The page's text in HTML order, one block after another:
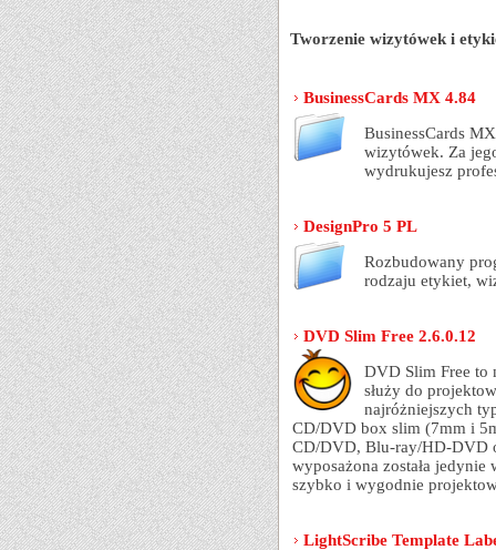
Tworzenie wizytówek i
BusinessCards MX 4.84
BusinessCards
wizytówek. Za
wydrukujesz
DesignPro 5 PL
Rozbudowany
rodzaju etykiet,
DVD Slim Free 2.6.0.12
DVD Slim Free to
służy do
najróżniejszych
CD/DVD box slim (7mm i
CD/DVD, Blu-ray/HD-DVD
wyposażona została
szybko i wygodnie
LightScribe Template